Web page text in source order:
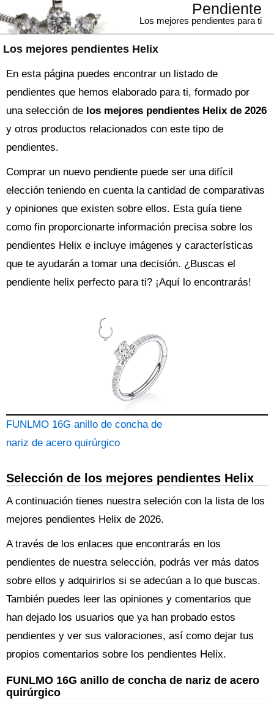
Los mejores pendientes Helix
Pendiente
Los mejores pendientes para ti
En esta página puedes encontrar un listado de
pendientes que hemos elaborado para ti, formado por
una selección de los mejores pendientes Helix de 2026
y otros productos relacionados con este tipo de
pendientes.
Comprar un nuevo pendiente puede ser una difícil
elección teniendo en cuenta la cantidad de comparativas
y opiniones que existen sobre ellos. Esta guía tiene
como fin proporcionarte información precisa sobre los
pendientes Helix e incluye imágenes y características
que te ayudarán a tomar una decisión. ¿Buscas el
pendiente helix perfecto para ti? ¡Aquí lo encontrarás!
FUNLMO 16G anillo de concha de
nariz de acero quirúrgico
Selección de los mejores pendientes Helix
A continuación tienes nuestra seleción con la lista de los
mejores pendientes Helix de 2026.
A través de los enlaces que encontrarás en los
pendientes de nuestra selección, podrás ver más datos
sobre ellos y adquirirlos si se adecúan a lo que buscas.
También puedes leer las opiniones y comentarios que
han dejado los usuarios que ya han probado estos
pendientes y ver sus valoraciones, así como dejar tus
propios comentarios sobre los pendientes Helix.
FUNLMO 16G anillo de concha de nariz de acero
quirúrgico